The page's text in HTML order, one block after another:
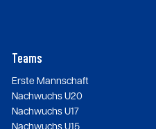
Teams
Erste Mannschaft
Nachwuchs U20
Nachwuchs U17
Nachwuchs U15